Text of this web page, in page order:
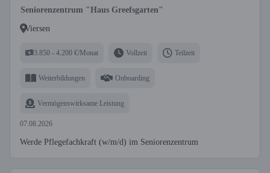
Seniorenzentrum "Haus Greefsgarten"
Viersen
3.850 - 4.200 €/Monat Vollzeit Teilzeit
Weiterbildungen Onboarding
Vermögenswirksame Leistung
07.08.2026
Werde Pflegefachkraft (w/m/d) im Seniorenzentrum